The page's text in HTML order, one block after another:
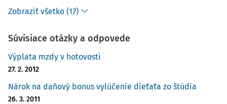
Zobraziť všetko (17)
Súvisiace otázky a odpovede
Výplata mzdy v hotovosti
27. 2. 2012
Nárok na daňový bonus vylúčenie dieťaťa zo štúdia
26. 3. 2011